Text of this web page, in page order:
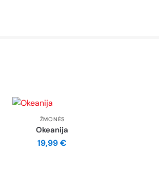
ŽMONĖS
Okeanija
19,99€